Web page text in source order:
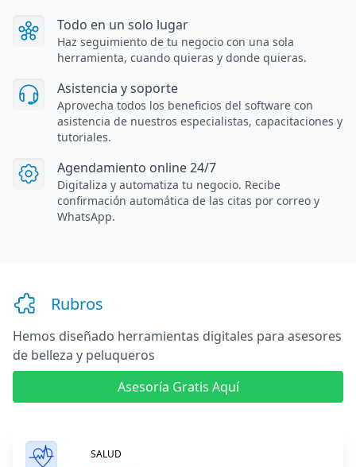
Todo en un solo lugar
Haz seguimiento de tu negocio con una sola
herramienta, cuando quieras y donde quieras.
Asistencia y soporte
Aprovecha todos los beneficios del software con
asistencia de nuestros especialistas, capacitaciones y
tutoriales.
Agendamiento online 24/7
Digitaliza y automatiza tu negocio. Recibe
confirmación automática de las citas por correo y
WhatsApp.
Rubros
Hemos diseñado herramientas digitales para asesores
de belleza y peluqueros
Asesoría Gratis Aquí
SALUD